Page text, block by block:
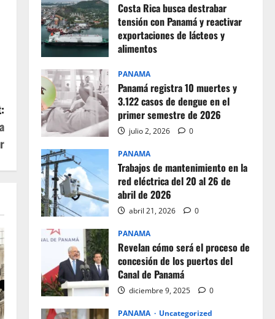
Costa Rica busca destrabar
tensión con Panamá y reactivar
exportaciones de lácteos y
alimentos
PANAMA
Panamá registra 10 muertes y
3.122 casos de dengue en el
primer semestre de 2026
julio 2, 2026 0
PANAMA
Trabajos de mantenimiento en la
red eléctrica del 20 al 26 de
abril de 2026
abril 21, 2026 0
PANAMA
Revelan cómo será el proceso de
concesión de los puertos del
Canal de Panamá
diciembre 9, 2025 0
PANAMA Uncategorized